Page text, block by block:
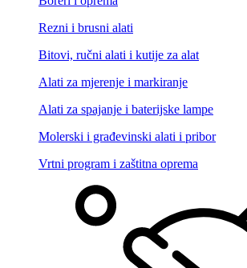
Rezni i brusni alati
Bitovi, ručni alati i kutije za alat
Alati za mjerenje i markiranje
Alati za spajanje i baterijske lampe
Molerski i građevinski alati i pribor
Vrtni program i zaštitna oprema